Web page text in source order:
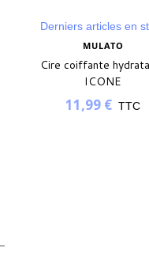
Derniers articles en
MULATO
Cire coiffante
ICONE
11,99 € TTC